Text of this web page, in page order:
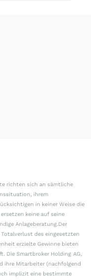
richten sich an sämtliche
ihrem
in keiner Weise die
keine auf seine
Anlageberatung.Der
des eingesetzten
erzielte Gewinne bieten
Die Smartbroker Holding AG,
ihre Mitarbeiter (nachfolgend
implizit eine bestimmte